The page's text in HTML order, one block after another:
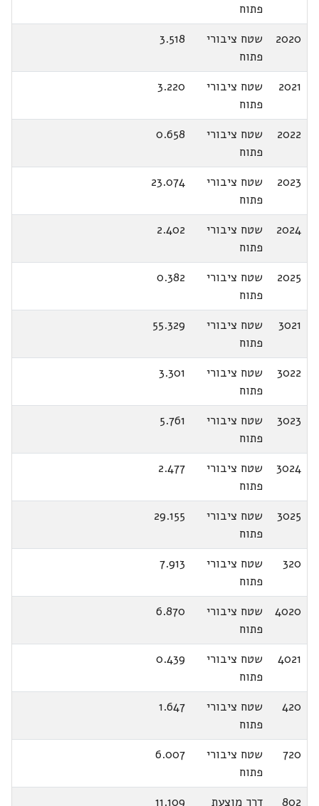
פתוח
2020
שטח ציבורי
פתוח
3.518
2021
שטח ציבורי
פתוח
3.220
2022
שטח ציבורי
פתוח
0.658
2023
שטח ציבורי
פתוח
23.074
2024
שטח ציבורי
פתוח
2.402
2025
שטח ציבורי
פתוח
0.382
3021
שטח ציבורי
פתוח
55.329
3022
שטח ציבורי
פתוח
3.301
3023
שטח ציבורי
פתוח
5.761
3024
שטח ציבורי
פתוח
2.477
3025
שטח ציבורי
פתוח
29.155
320
שטח ציבורי
פתוח
7.913
4020
שטח ציבורי
פתוח
6.870
4021
שטח ציבורי
פתוח
0.439
420
שטח ציבורי
פתוח
1.647
720
שטח ציבורי
פתוח
6.007
802 דרך מוצעת 11.109